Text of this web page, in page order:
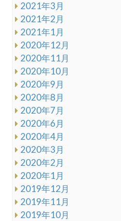
2021年3月
2021年2月
2021年1月
2020年12月
2020年11月
2020年10月
2020年9月
2020年8月
2020年7月
2020年6月
2020年4月
2020年3月
2020年2月
2020年1月
2019年12月
2019年11月
2019年10月